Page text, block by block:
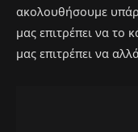
ακολουθήσουμε
μας επιτρέπει να το
μας επιτρέπει να